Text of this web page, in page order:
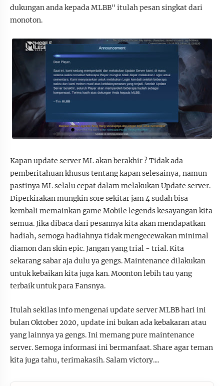
dukungan anda kepada MLBB" itulah pesan singkat dari
monoton.
Kapan update server ML akan berakhir ? Tidak ada
pemberitahuan khusus tentang kapan selesainya, namun
pastinya ML selalu cepat dalam melakukan Update server.
Diperkirakan mungkin sore sekitar jam 4 sudah bisa
kembali memainkan game Mobile legends kesayangan kita
semua. Jika dibaca dari pesannya kita akan mendapatkan
hadiah, semoga hadiahnya tidak mengecewakan minimal
diamon dan skin epic. Jangan yang trial - trial. Kita
sekarang sabar aja dulu ya gengs. Maintenance dilakukan
untuk kebaikan kita juga kan. Moonton lebih tau yang
terbaik untuk para Fansnya.
Itulah sekilas info mengenai update server MLBB hari ini
bulan Oktober 2020, update ini bukan ada kebakaran atau
yang lainnya ya gengs. Ini memang pure maintenance
server. Semoga informasi ini bermanfaat. Share agar teman
kita juga tahu, terimakasih. Salam victory....